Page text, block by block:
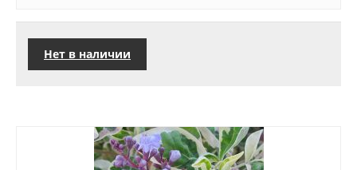
Нет в наличии